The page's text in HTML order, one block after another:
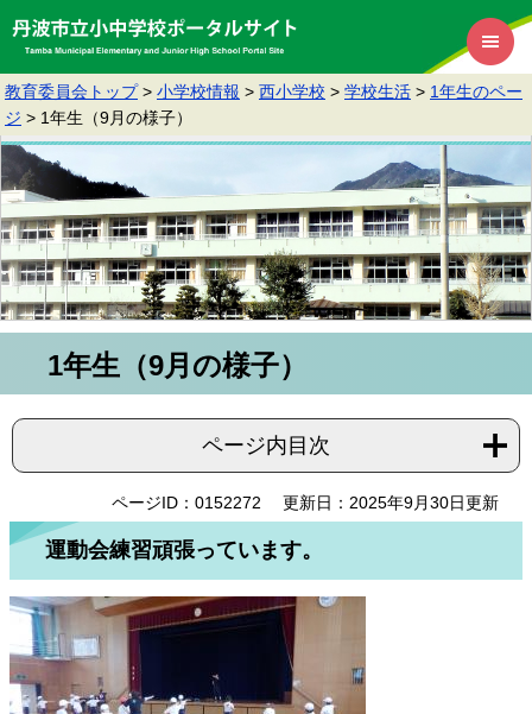
教育委員会トップ > 小学校情報 > 西小学校 > 学校生活 > 1年生のペー
ジ > 1年生（9月の様子）
1年生（9月の様子）
ページ内目次
ページID：0152272 更新日：2025年9月30日更新
運動会練習頑張っています。